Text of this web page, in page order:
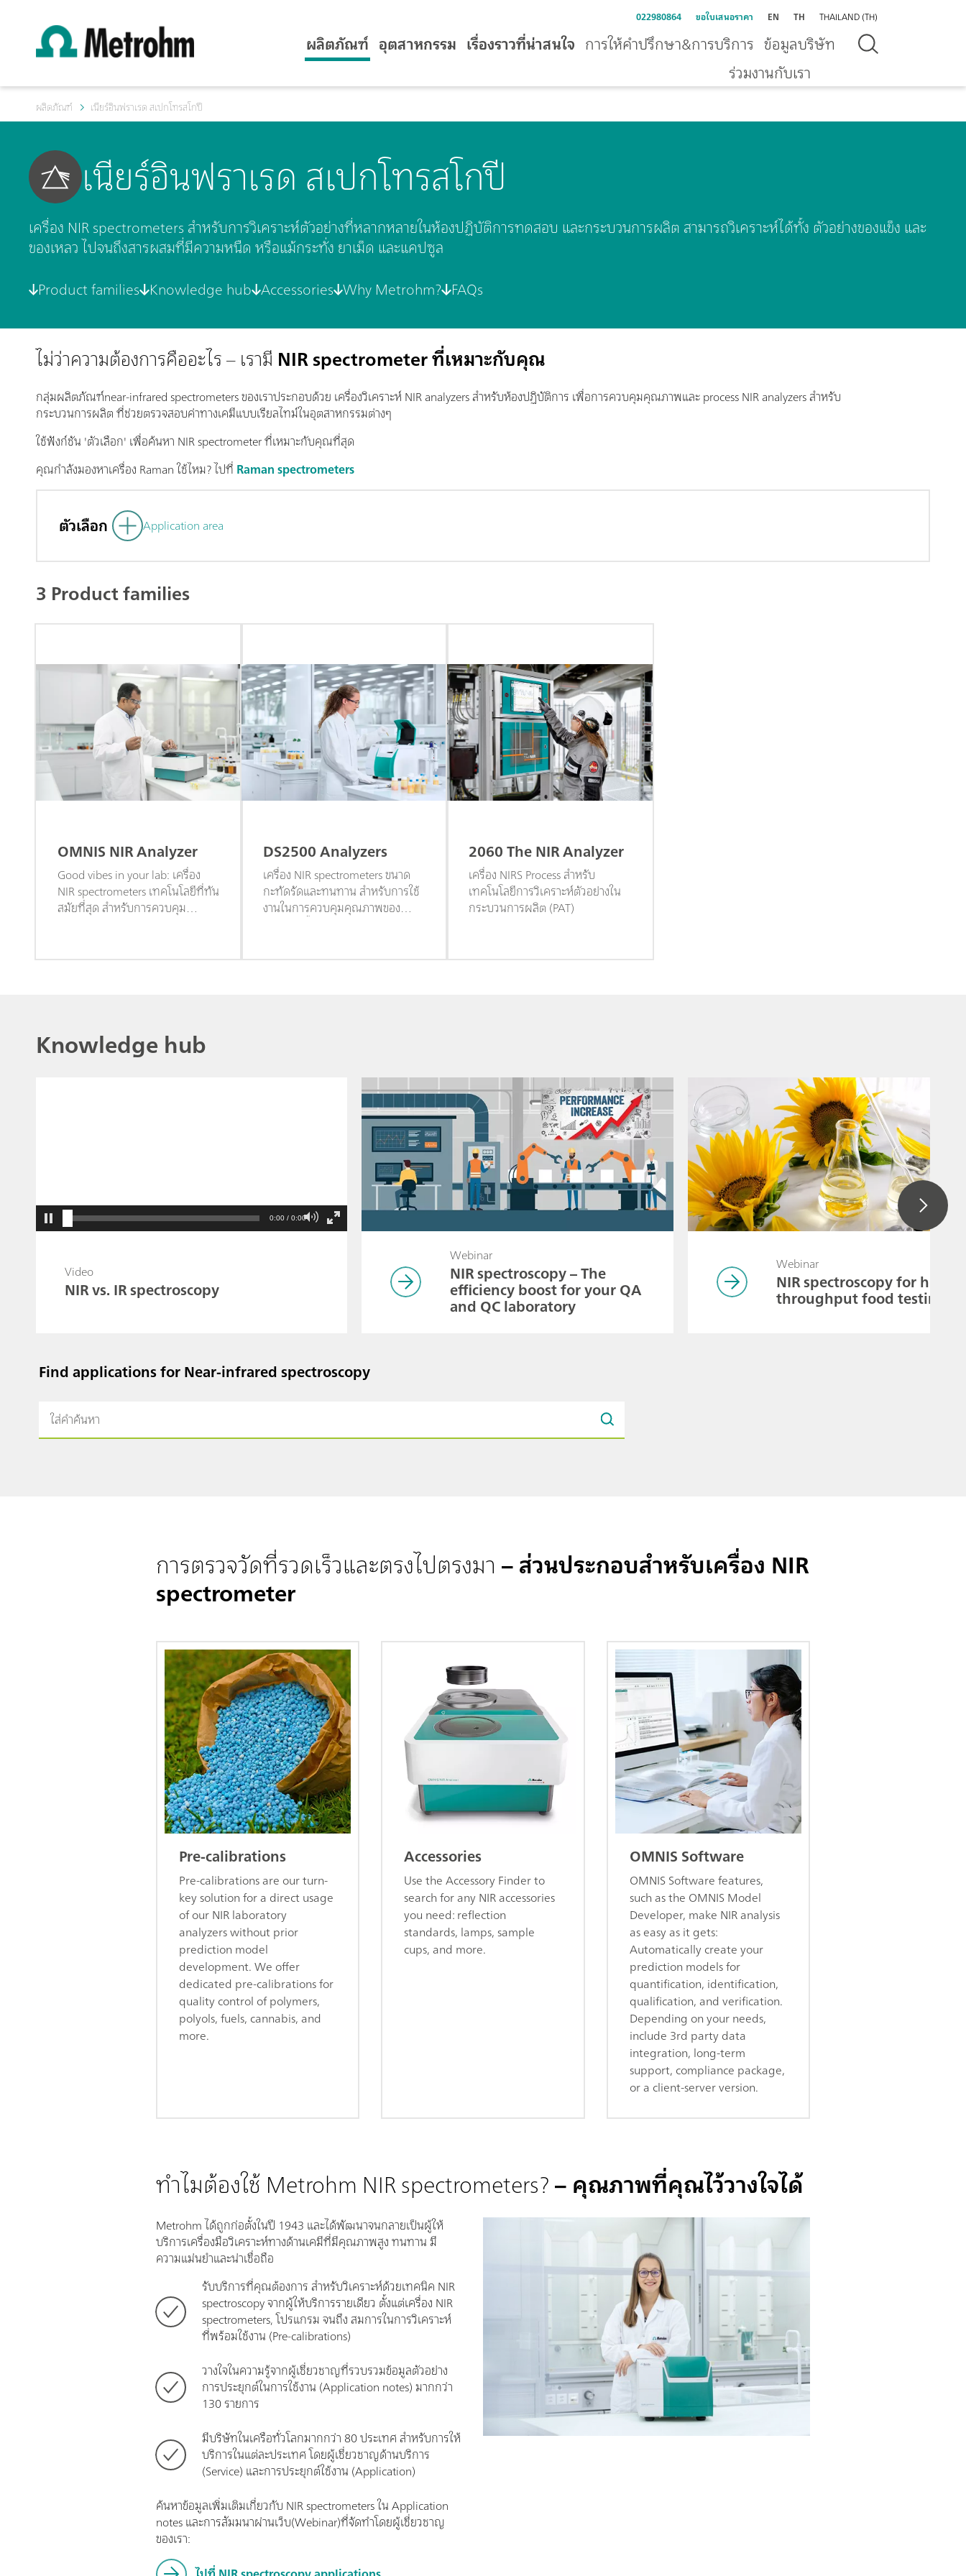
022980864 ขอใบเสนอราคา EN TH THAILAND (TH)
ผลิตภัณฑ์ อุตสาหกรรม เรื่องราวที่น่าสนใจ การให้คำปรึกษา&การบริการ ข้อมูลบริษัท
ร่วมงานกับเรา
ผลิตภัณฑ์ เนียร์อินฟราเรด สเปกโทรสโกปี
เนียร์อินฟราเรด สเปกโทรสโกปี
เครื่อง NIR spectrometers สำหรับการวิเคราะห์ตัวอย่างที่หลากหลายในห้องปฏิบัติการทดสอบ และกระบวนการผลิต สามารถวิเคราะห์ได้ทั้ง ตัวอย่างของแข็ง และ
ของเหลว ไปจนถึงสารผสมที่มีความหนืด หรือแม้กระทั่ง ยาเม็ด และแคปซูล
Product families Knowledge hub Accessories Why Metrohm? FAQs
ไม่ว่าความต้องการคืออะไร – เรามี NIR spectrometer ที่เหมาะกับคุณ
กลุ่มผลิตภัณฑ์near-infrared spectrometers ของเราประกอบด้วย เครื่องวิเคราะห์NIR analyzers สำหรับห้องปฏิบัติการ เพื่อการควบคุมคุณภาพและ process NIR analyzers สำหรับ
กระบวนการผลิต ที่ช่วยตรวจสอบค่าทางเคมีแบบเรียลไทม์ในอุตสาหกรรมต่างๆ
ใช้ฟังก์ชัน 'ตัวเลือก' เพื่อค้นหา NIR spectrometerที่เหมาะกับคุณที่สุด
คุณกำลังมองหาเครื่อง Raman ใช้ไหม? ไปที่ Raman spectrometers
ตัวเลือก Application area
3 Product families
OMNIS NIR Analyzer
Good vibes in your lab: เครื่อง
NIR spectrometers เทคโนโลยีที่ทัน
สมัยที่สุด สำหรับการควบคุม
รวดเร็ว และมีประสิทธิภาพมากขึ้น
DS2500 Analyzers
เครื่อง NIR spectrometers ขนาด
กะทัดรัดและทนทาน สำหรับการใช้
งานในการควบคุมคุณภาพของ
และใช้ต้นทุนในการวิเคราะห์ต่ำ
2060 The NIR Analyzer
เครื่อง NIRS Process สำหรับ
เทคโนโลยีการวิเคราะห์ตัวอย่างใน
กระบวนการผลิต (PAT)
Knowledge hub
0:00 / 0:00
Video
NIR vs. IR spectroscopy
Webinar
NIR spectroscopy – The
efficiency boost for your QA
and QC laboratory
Webinar
NIR spectroscopy for high-
throughput food testing
Find applications for Near-infrared spectroscopy
การตรวจวัดที่รวดเร็วและตรงไปตรงมา – ส่วนประกอบสำหรับเครื่อง NIR
spectrometer
Pre-calibrations
Pre-calibrations are our turn-
key solution for a direct usage
of our NIR laboratory
analyzers without prior
prediction model
development. We offer
dedicated pre-calibrations for
quality control of polymers,
polyols, fuels, cannabis, and
more.
Accessories
Use the Accessory Finder to
search for any NIR accessories
you need: reflection
standards, lamps, sample
cups, and more.
OMNIS Software
OMNIS Software features,
such as the OMNIS Model
Developer, make NIR analysis
as easy as it gets:
Automatically create your
prediction models for
quantification, identification,
qualification, and verification.
Depending on your needs,
include 3rd party data
integration, long-term
support, compliance package,
or a client-server version.
ทำไมต้องใช้ Metrohm NIR spectrometers?– คุณภาพที่คุณไว้วางใจได้
Metrohm ได้ถูกก่อตั้งในปี 1943 และได้พัฒนาจนกลายเป็นผู้ให้
บริการเครื่องมือวิเคราะห์ทางด้านเคมีที่มีคุณภาพสูง ทนทาน มี
ความแม่นยำและน่าเชื่อถือ
รับบริการที่คุณต้องการ สำหรับวิเคราะห์ด้วยเทคนิค NIR
spectroscopy จากผู้ให้บริการรายเดียว ตั้งแต่เครื่อง NIR
spectrometers, โปรแกรม จนถึง สมการในการวิเคราะห์
ที่พร้อมใช้งาน (Pre-calibrations)
วางใจในความรู้จากผู้เชี่ยวชาญที่รวบรวมข้อมูลตัวอย่าง
การประยุกต์ในการใช้งาน (Application notes) มากกว่า
130 รายการ
มีบริษัทในเครือทั่วโลกมากกว่า 80 ประเทศ สำหรับการให้
บริการในแต่ละประเทศ โดยผู้เชี่ยวชาญด้านบริการ
(Service) และการประยุกต์ใช้งาน (Application)
ค้นหาข้อมูลเพิ่มเติมเกี่ยวกับ NIR spectrometers ใน Application
notes และการสัมมนาผ่านเว็บ(Webinar)ที่จัดทำโดยผู้เชี่ยวชาญ
ของเรา: